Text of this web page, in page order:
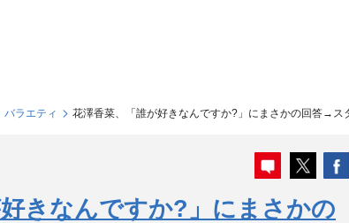
バラエティ 花澤香菜、「誰が好きなんですか?」にまさかの回答→ス
きなんですか?」にまさかの